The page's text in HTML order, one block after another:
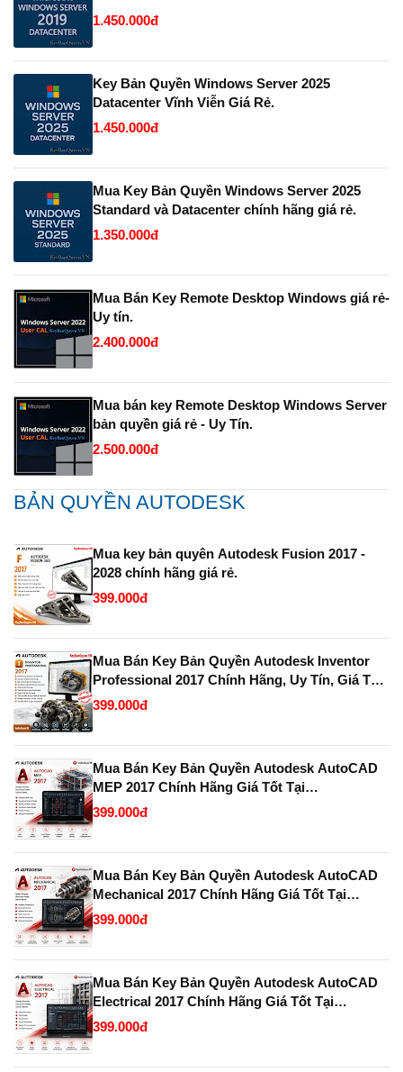
1.450.000đ
Key Bản Quyền Windows Server 2025
Datacenter Vĩnh Viễn Giá Rẻ.
1.450.000đ
Mua Key Bản Quyền Windows Server 2025
Standard và Datacenter chính hãng giá rẻ.
1.350.000đ
Mua Bán Key Remote Desktop Windows giá rẻ-
Uy tín.
2.400.000đ
Mua bán key Remote Desktop Windows Server
bản quyền giá rẻ - Uy Tín.
2.500.000đ
BẢN QUYỀN AUTODESK
Mua key bản quyên Autodesk Fusion 2017 -
2028 chính hãng giá rẻ.
399.000đ
Mua Bán Key Bản Quyền Autodesk Inventor
Professional 2017 Chính Hãng, Uy Tín, Giá Tốt
Tại KeyBanQuyen.VN
399.000đ
Mua Bán Key Bản Quyền Autodesk AutoCAD
MEP 2017 Chính Hãng Giá Tốt Tại
KeyBanQuyen.VN
399.000đ
Mua Bán Key Bản Quyền Autodesk AutoCAD
Mechanical 2017 Chính Hãng Giá Tốt Tại
KeyBanQuyen.VN
399.000đ
Mua Bán Key Bản Quyền Autodesk AutoCAD
Electrical 2017 Chính Hãng Giá Tốt Tại
KeyBanQuyen.VN
399.000đ